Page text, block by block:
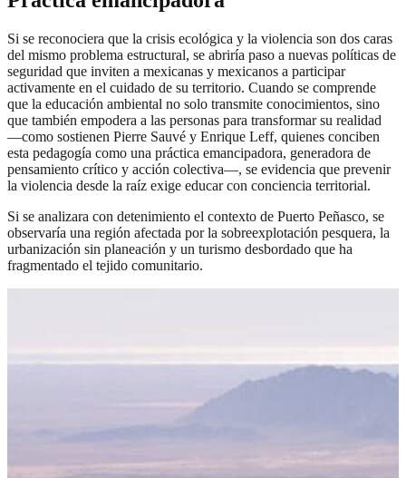
Si se reconociera que la crisis ecológica y la violencia son dos caras
del mismo problema estructural, se abriría paso a nuevas políticas de
seguridad que inviten a mexicanas y mexicanos a participar
activamente en el cuidado de su territorio. Cuando se comprende
que la educación ambiental no solo transmite conocimientos, sino
que también empodera a las personas para transformar su realidad
—como sostienen Pierre Sauvé y Enrique Leff, quienes conciben
esta pedagogía como una práctica emancipadora, generadora de
pensamiento crítico y acción colectiva—, se evidencia que prevenir
la violencia desde la raíz exige educar con conciencia territorial.
Si se analizara con detenimiento el contexto de Puerto Peñasco, se
observaría una región afectada por la sobreexplotación pesquera, la
urbanización sin planeación y un turismo desbordado que ha
fragmentado el tejido comunitario.